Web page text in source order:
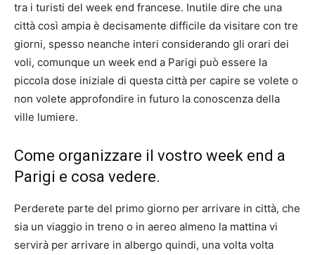
tra i turisti del week end francese. Inutile dire che una
città così ampia è decisamente difficile da visitare con tre
giorni, spesso neanche interi considerando gli orari dei
voli, comunque un week end a Parigi può essere la
piccola dose iniziale di questa città per capire se volete o
non volete approfondire in futuro la conoscenza della
ville lumiere.
Come organizzare il vostro week end a
Parigi e cosa vedere.
Perderete parte del primo giorno per arrivare in città, che
sia un viaggio in treno o in aereo almeno la mattina vi
servirà per arrivare in albergo quindi, una volta volta